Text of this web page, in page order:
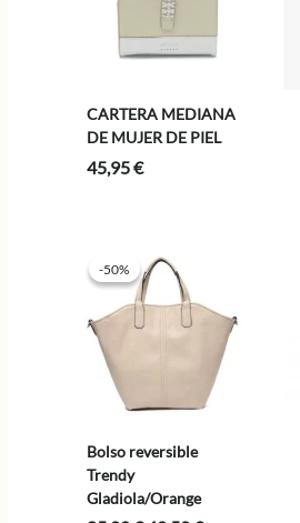
CARTERA MEDIANA
DE MUJER DE PIEL
45,95€
-50%
-50%
Bolso reversible
Trendy
Gladiola/Orange